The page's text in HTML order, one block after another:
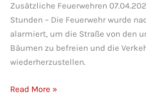
Zusätzliche Feuerwehren
Stunden – Die Feuerwehr wurde
alarmiert, um die Straße von den
Bäumen zu befreien und die
wiederherzustellen.
Baum
Read More »